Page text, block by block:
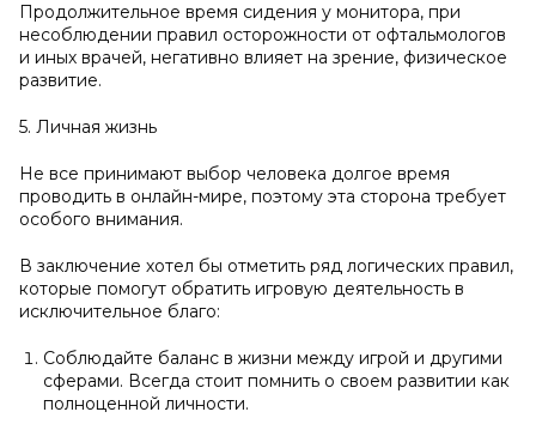
Продолжительное время сидения у монитора, при
несоблюдении правил осторожности от офтальмологов
и иных врачей, негативно влияет на зрение, физическое
развитие.
5. Личная жизнь
Не все принимают выбор человека долгое время
проводить в онлайн-мире, поэтому эта сторона требует
особого внимания.
В заключение хотел бы отметить ряд логических правил,
которые помогут обратить игровую деятельность в
исключительное благо:
Соблюдайте баланс в жизни между игрой и другими
сферами. Всегда стоит помнить о своем развитии как
полноценной личности.